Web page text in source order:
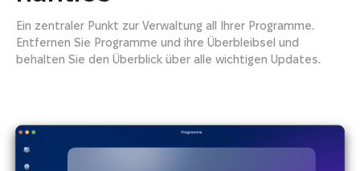
Ein zentraler Punkt zur Verwaltung all Ihrer Programme.
Entfernen Sie Programme und ihre Überbleibsel und
behalten Sie den Überblick über alle wichtigen Updates.